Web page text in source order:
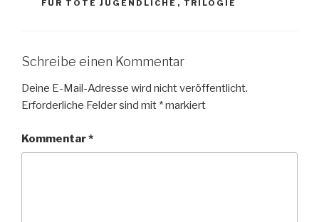
FÜR TOTE JUGENDLICHE , TRILOGIE
Schreibe einen Kommentar
Deine E-Mail-Adresse wird nicht veröffentlicht.
Erforderliche Felder sind mit *markiert
Kommentar*